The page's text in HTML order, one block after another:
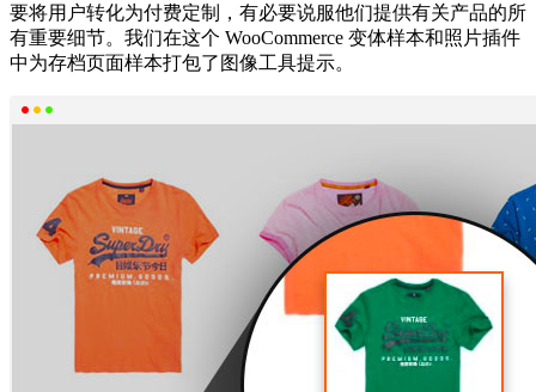
要将用户转化为付费定制，有必要说服他们提供有关产品的所
有重要细节。我们在这个 WooCommerce 变体样本和照片插件
中为存档页面样本打包了图像工具提示。